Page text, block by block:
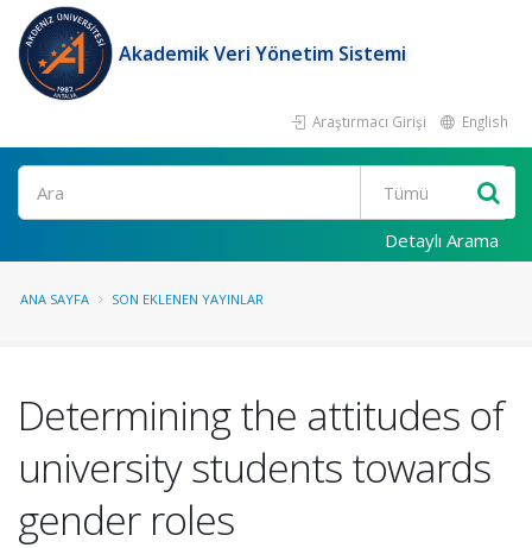
Akademik Veri Yönetim Sistemi
Araştırmacı Girişi English
Ara
Detaylı Arama
ANA SAYFA SON EKLENEN YAYINLAR
Determining the attitudes of
university students towards
gender roles